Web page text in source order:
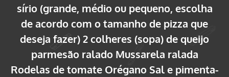
sírio (grande, médio ou pequeno, escolha
de acordo com o tamanho de pizza que
deseja fazer) 2 colheres (sopa) de queijo
parmesão ralado Mussarela ralada
Rodelas de tomate Orégano Sal e pimenta-